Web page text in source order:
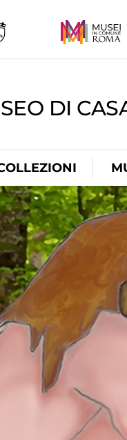
DI